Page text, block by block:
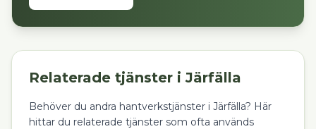
Relaterade tjänster iJärfälla
Behöver du andra hantverkstjänster i Järfälla? Här
hittar du relaterade tjänster som ofta används